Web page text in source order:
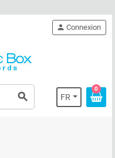
search FR
person Connexion
0